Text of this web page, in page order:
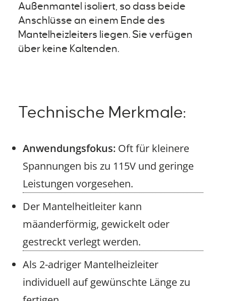
Außenmantel isoliert, so dass beide
Anschlüsse an einem Ende des
Mantelheizleiters liegen. Sie verfügen
über keine Kaltenden.
Technische Merkmale:
Anwendungsfokus: Oft für kleinere
Spannungen bis zu 115V und geringe
Leistungen vorgesehen.
Der Mantelheitleiter kann
mäanderförmig, gewickelt oder
gestreckt verlegt werden.
Als 2-adriger Mantelheizleiter
individuell auf gewünschte Länge zu